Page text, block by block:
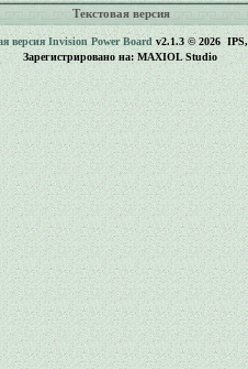
Текстовая версия
версия Invision Power Boardv2.1.3 © 2026
Зарегистрировано на: MAXIOL Studio